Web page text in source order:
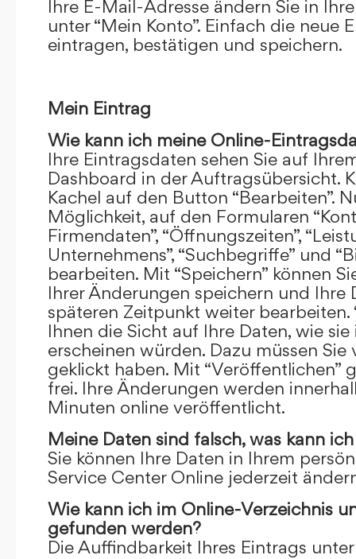
Ihre E-Mail-Adresse ändern Sie in
unter “Mein Konto”. Einfach die neue
eintragen, bestätigen und speichern.
Mein Eintrag
Wie kann ich meine Online-
Ihre Eintragsdaten sehen Sie auf
Dashboard in der Auftragsübersicht.
Kachel auf den Button “Bearbeiten”.
Möglichkeit, auf den Formularen
Firmendaten”, “Öffnungszeiten”,
Unternehmens”, “Suchbegriffe” und
bearbeiten. Mit “Speichern” können
Ihrer Änderungen speichern und Ihre
späteren Zeitpunkt weiter bearbeiten.
Ihnen die Sicht auf Ihre Daten, wie
erscheinen würden. Dazu müssen Sie
geklickt haben. Mit “Veröffentlichen”
frei. Ihre Änderungen werden
Minuten online veröffentlicht.
Meine Daten sind falsch, was kann
Sie können Ihre Daten in Ihrem
Service Center Online jederzeit
Wie kann ich im Online-Verzeichnis
gefunden werden?
Die Auffindbarkeit Ihres Eintrags